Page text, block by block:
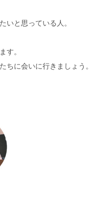
いと思っている人。
す。
ちに会いに行きましょう。